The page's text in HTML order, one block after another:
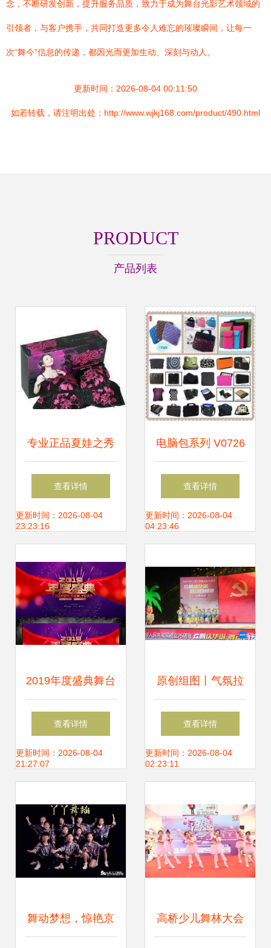
念，不断研发创新，提升服务品质，致力于成为舞台光影艺术领域的
引领者，与客户携手，共同打造更多令人难忘的璀璨瞬间，让每一
次“舞今”信息的传递，都因光而更加生动、深刻与动人。
更新时间：2026-08-04 00:11:50
如若转载，请注明出处：http://www.wjkj168.com/product/490.html
PRODUCT
产品列表
专业正品夏娃之秀
从厂家批发到二手
设备转让的全产业
查看详情
更新时间：2026-08-04
23:23:16
电脑包系列 V0726
潜水料电脑内胆包
轻薄防护，您的移
查看详情
更新时间：2026-08-04
04:23:46
2019年度盛典舞台
背景PSD设计素材
高清模板下载与舞
查看详情
更新时间：2026-08-04
21:27:07
原创组图丨气氛拉
满！海南15支优秀
广场舞队伍，舞出
查看详情
更新时间：2026-08-04
02:23:11
舞动梦想，惊艳京 高桥少儿舞林大会